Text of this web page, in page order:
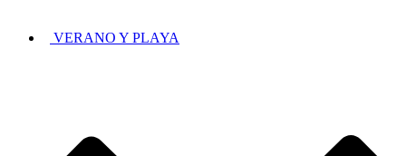
VERANO Y PLAYA